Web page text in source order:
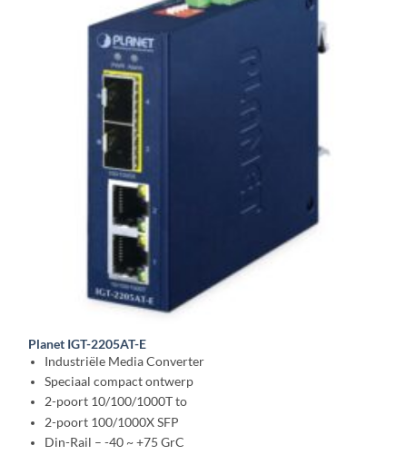
Planet IGT-2205AT-E
Industriële Media Converter
Speciaal compact ontwerp
2-poort 10/100/1000T to
2-poort 100/1000X SFP
Din-Rail – -40 ~ +75 GrC